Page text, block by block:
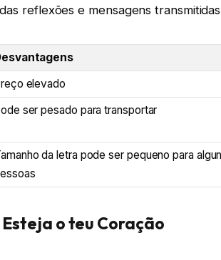
reflexões e mensagens
elevado
ser pesado para transportar
da letra pode ser pequeno para
o teu Coração